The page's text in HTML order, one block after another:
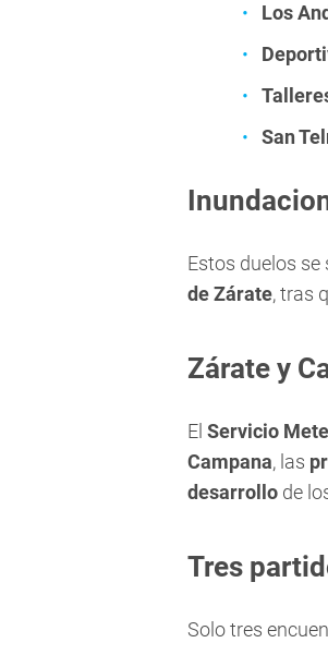
Los
San
Estos duelos
de Zárate, tras
Zárate y
El Servicio
Campana, las
desarrollo de
Tres
Solo tres